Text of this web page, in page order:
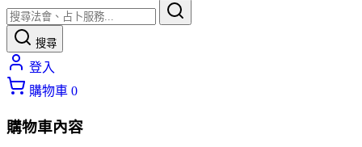
搜尋
登入
購物車 0
購物車內容